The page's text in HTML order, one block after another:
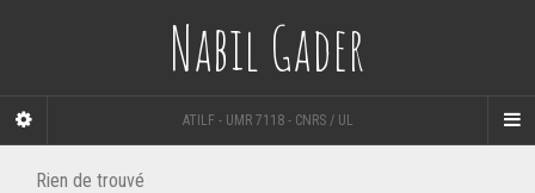
Nabil Gader
ATILF - UMR 7118 - CNRS / UL
Rien de trouvé